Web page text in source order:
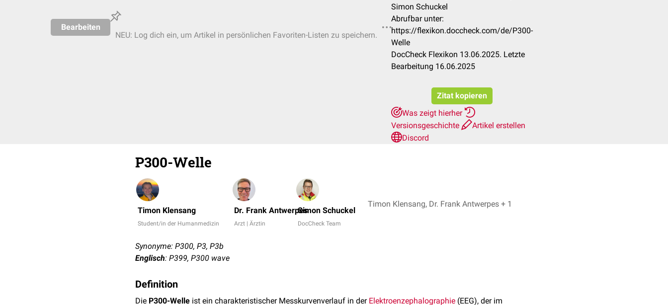
Bearbeiten
NEU: Log dich ein, um Artikel in persönlichen Favoriten-Listen zu speichern.
Simon Schuckel
Abrufbar unter:
https://flexikon.doccheck.com/de/P300-
Welle
DocCheck Flexikon 13.06.2025. Letzte
Bearbeitung 16.06.2025
Zitat kopieren
Was zeigt hierher
Versionsgeschichte
Artikel erstellen
Discord
P300-Welle
Timon Klensang
Student/in der Humanmedizin
Dr. Frank Antwerpes
Arzt | Ärztin
Simon Schuckel
DocCheck Team
Timon Klensang, Dr. Frank Antwerpes + 1
Synonyme: P300, P3, P3b
Englisch: P399, P300 wave
Definition
Die P300-Welle ist ein charakteristischer Messkurvenverlauf in der Elektroenzephalographie (EEG), der im